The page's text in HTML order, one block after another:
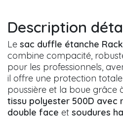
Description
Le sac duffle étanche
combine compacité,
pour les professionnels,
il offre une protection totale
poussière et la boue grâce
tissu polyester 500D avec
double face et soudures